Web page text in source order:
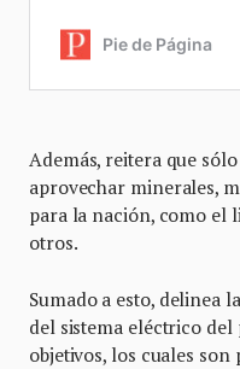
Además, reitera que
aprovechar minerales,
para la nación, como el
otros.
Sumado a esto, delinea
del sistema eléctrico del
objetivos, los cuales